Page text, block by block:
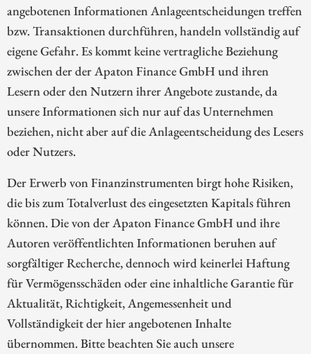
angebotenen Informationen Anlageentscheidungen treffen
bzw. Transaktionen durchführen, handeln vollständig auf
eigene Gefahr. Es kommt keine vertragliche Beziehung
zwischen der der Apaton Finance GmbH und ihren
Lesern oder den Nutzern ihrer Angebote zustande, da
unsere Informationen sich nur auf das Unternehmen
beziehen, nicht aber auf die Anlageentscheidung des Lesers
oder Nutzers.
Der Erwerb von Finanzinstrumenten birgt hohe Risiken,
die bis zum Totalverlust des eingesetzten Kapitals führen
können. Die von der Apaton Finance GmbH und ihre
Autoren veröffentlichten Informationen beruhen auf
sorgfältiger Recherche, dennoch wird keinerlei Haftung
für Vermögensschäden oder eine inhaltliche Garantie für
Aktualität, Richtigkeit, Angemessenheit und
Vollständigkeit der hier angebotenen Inhalte
übernommen. Bitte beachten Sie auch unsere